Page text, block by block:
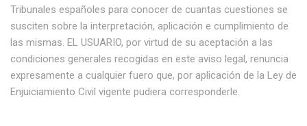
Tribunales españoles para conocer de cuantas cuestiones se
susciten sobre la interpretación, aplicación e cumplimiento de
las mismas. EL USUARIO, por virtud de su aceptación a las
condiciones generales recogidas en este aviso legal, renuncia
expresamente a cualquier fuero que, por aplicación de la Ley de
Enjuiciamiento Civil vigente pudiera corresponderle.